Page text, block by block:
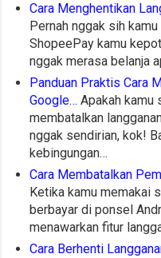
Cara Menghentikan
Pernah nggak sih
ShopeePay kamu
nggak merasa belanja
Panduan Praktis Cara
Google… Apakah kamu
membatalkan
nggak sendirian, kok!
kebingungan…
Cara Membatalkan
Ketika kamu memakai
berbayar di ponsel
menawarkan fitur
Cara Berhenti